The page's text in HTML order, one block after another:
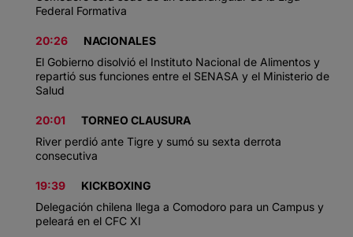
Federal Formativa
20:26
NACIONALES
El Gobierno disolvió el Instituto Nacional de Alimentos y
repartió sus funciones entre el SENASA y el Ministerio de
Salud
20:01
TORNEO CLAUSURA
River perdió ante Tigre y sumó su sexta derrota
consecutiva
19:39
KICKBOXING
Delegación chilena llega a Comodoro para un Campus y
peleará en el CFC XI